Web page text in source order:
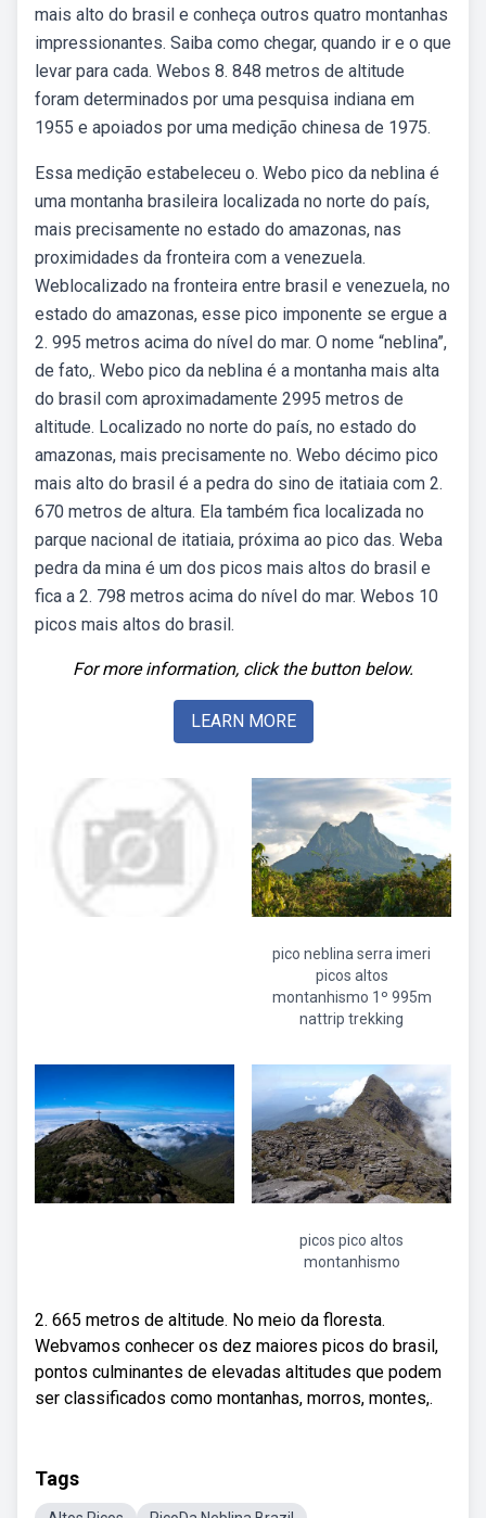
mais alto do brasil e conheça outros quatro montanhas
impressionantes. Saiba como chegar, quando ir e o que
levar para cada. Webos 8. 848 metros de altitude
foram determinados por uma pesquisa indiana em
1955 e apoiados por uma medição chinesa de 1975.
Essa medição estabeleceu o. Webo pico da neblina é
uma montanha brasileira localizada no norte do país,
mais precisamente no estado do amazonas, nas
proximidades da fronteira com a venezuela.
Weblocalizado na fronteira entre brasil e venezuela, no
estado do amazonas, esse pico imponente se ergue a
2. 995 metros acima do nível do mar. O nome “neblina”,
de fato,. Webo pico da neblina é a montanha mais alta
do brasil com aproximadamente 2995 metros de
altitude. Localizado no norte do país, no estado do
amazonas, mais precisamente no. Webo décimo pico
mais alto do brasil é a pedra do sino de itatiaia com 2.
670 metros de altura. Ela também fica localizada no
parque nacional de itatiaia, próxima ao pico das. Weba
pedra da mina é um dos picos mais altos do brasil e
fica a 2. 798 metros acima do nível do mar. Webos 10
picos mais altos do brasil.
For more information, click the button below.
LEARN MORE
pico neblina serra imeri
picos altos
montanhismo 1º 995m
nattrip trekking
picos pico altos
montanhismo
2. 665 metros de altitude. No meio da floresta.
Webvamos conhecer os dez maiores picos do brasil,
pontos culminantes de elevadas altitudes que podem
ser classificados como montanhas, morros, montes,.
Tags